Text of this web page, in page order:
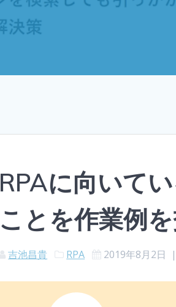
RPAに向いて
ことを作業例
吉池昌貴 RPA 2019年8月2日